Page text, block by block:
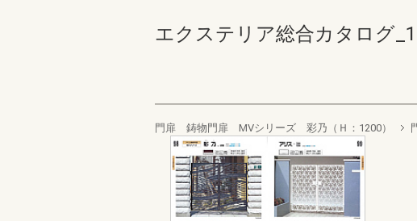
エクステリア総合カタログ
門扉 鋳物門扉 MVシリーズ 彩乃（Ｈ：1200）